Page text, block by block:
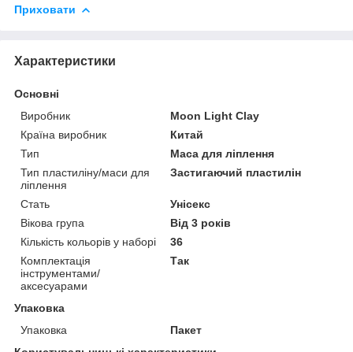
Приховати
Характеристики
Основні
Виробник
Moon Light Clay
Країна виробник
Китай
Тип
Маса для ліплення
Тип пластиліну/маси для
ліплення
Застигаючий пластилін
Стать
Унісекс
Вікова група
Від 3 років
Кількість кольорів у наборі
36
Комплектація
інструментами/
аксесуарами
Так
Упаковка
Упаковка
Пакет